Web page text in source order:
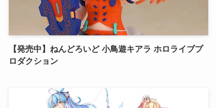
【発売中】ねんどろいど 小鳥遊キアラ ホロライブプ
ロダクション